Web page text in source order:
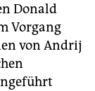
Donald
Vorgang
von Andrij